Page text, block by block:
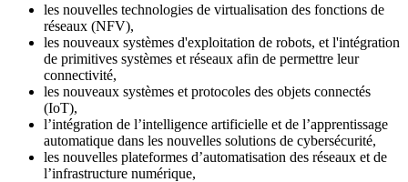
les nouvelles technologies de virtualisation des fonctions de
réseaux (NFV),
les nouveaux systèmes d'exploitation de robots, et l'intégration
de primitives systèmes et réseaux afin de permettre leur
connectivité,
les nouveaux systèmes et protocoles des objets connectés
(IoT),
l’intégration de l’intelligence artificielle et de l’apprentissage
automatique dans les nouvelles solutions de cybersécurité,
les nouvelles plateformes d’automatisation des réseaux et de
l’infrastructure numérique,